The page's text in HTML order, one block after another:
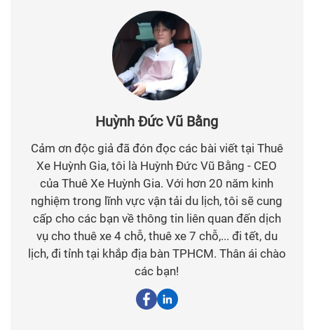
Huỳnh Đức Vũ Bằng
Cảm ơn độc giả đã đón đọc các bài viết tại Thuê
Xe Huỳnh Gia, tôi là Huỳnh Đức Vũ Bằng - CEO
của Thuê Xe Huỳnh Gia. Với hơn 20 năm kinh
nghiệm trong lĩnh vực vận tải du lịch, tôi sẽ cung
cấp cho các bạn về thông tin liên quan đến dịch
vụ cho thuê xe 4 chỗ, thuê xe 7 chỗ,... đi tết, du
lịch, đi tỉnh tại khắp địa bàn TPHCM. Thân ái chào
các bạn!